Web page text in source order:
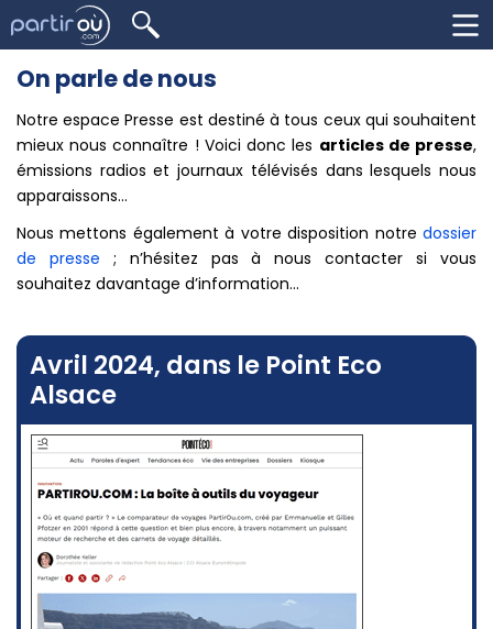
On parle de nous
Notre espace Presse est destiné à tous ceux qui souhaitent
mieux nous connaître ! Voici donc les articles de presse,
émissions radios et journaux télévisés dans lesquels nous
apparaissons...
Nous mettons également à votre disposition notre dossier
de presse ; n’hésitez pas à nous contacter si vous
souhaitez davantage d’information...
Avril 2024, dans le Point Eco
Alsace